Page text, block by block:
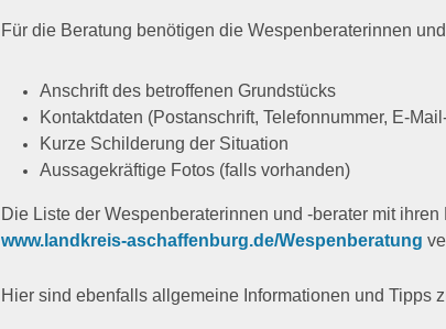
Für die Beratung benötigen die Wespenberaterinnen
Anschrift des betroffenen Grundstücks
Kontaktdaten (Postanschrift, Telefonnummer, E-
Kurze Schilderung der Situation
Aussagekräftige Fotos (falls vorhanden)
Die Liste der Wespenberaterinnen und -berater mit
www.landkreis-aschaffenburg.de/Wespenberatung
Hier sind ebenfalls allgemeine Informationen und Tipps